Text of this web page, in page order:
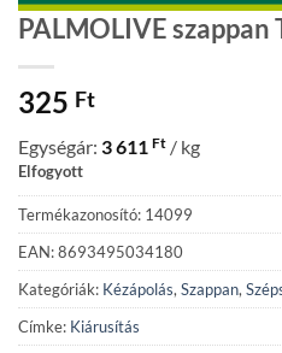
PALMOLIVE szappan
325 Ft
Egységár: 3 611 Ft / kg
Elfogyott
Termékazonosító: 14099
EAN: 8693495034180
Kategóriák: Kézápolás,Szappan,
Címke: Kiárusítás